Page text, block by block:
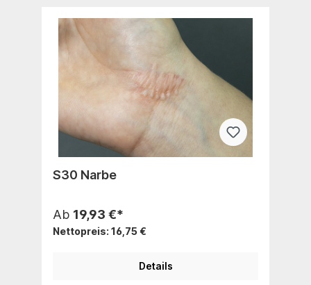
S30 Narbe
Ab 19,93 €*
Nettopreis: 16,75 €
Details